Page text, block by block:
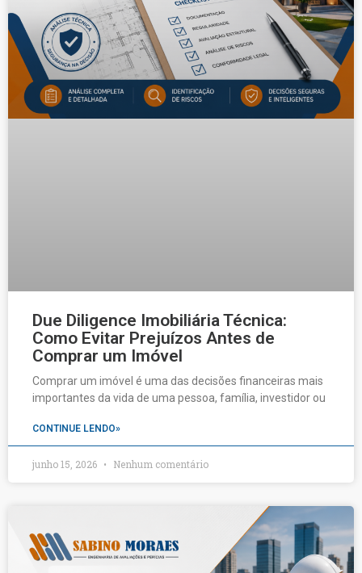
Due Diligence Imobiliária Técnica:
Como Evitar Prejuízos Antes de
Comprar um Imóvel
Comprar um imóvel é uma das decisões financeiras mais
importantes da vida de uma pessoa, família, investidor ou
CONTINUE LENDO»
junho 15, 2026 Nenhum comentário